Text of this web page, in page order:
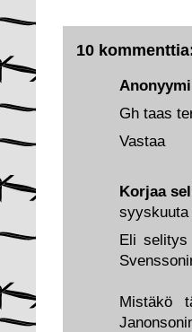
10
Korjaa
syyskuuta
Eli selitys
Mistäkö
Anonyymi
Gh taas
Vastaa